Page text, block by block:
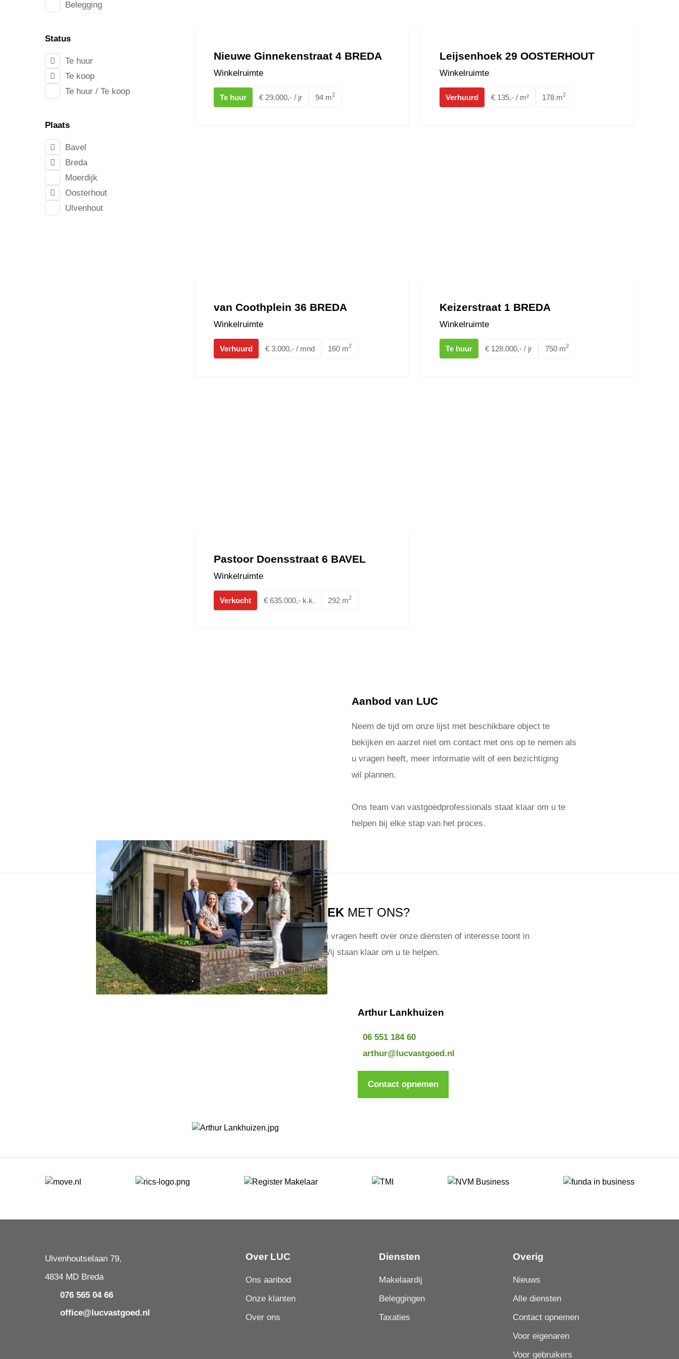
Belegging
Status
Te huur
Te koop
Te huur / Te koop
Plaats
Bavel
Breda
Moerdijk
Oosterhout
Ulvenhout
Nieuwe Ginnekenstraat 4 BREDA
Winkelruimte
Te huur € 29.000,- / jr 94 m2
Leijsenhoek 29 OOSTERHOUT
Winkelruimte
Verhuurd € 135,- / m² 178 m2
van Coothplein 36 BREDA
Winkelruimte
Verhuurd € 3.000,- / mnd 160 m2
Keizerstraat 1 BREDA
Winkelruimte
Te huur € 128.000,- / jr 750 m2
Pastoor Doensstraat 6 BAVEL
Winkelruimte
Verkocht € 635.000,- k.k. 292 m2
Aanbod van LUC
Neem de tijd om onze lijst met beschikbare object te
bekijken en aarzel niet om contact met ons op te nemen als
u vragen heeft, meer informatie wilt of een bezichtiging
wil plannen.
Ons team van vastgoedprofessionals staat klaar om u te
helpen bij elke stap van het proces.
IN GESPREK MET ONS?
Wij kijken ernaar uit om van u te horen! Of u nu vragen heeft over onze diensten of interesse toont in
een specifiek object? Wij staan klaar om u te helpen.
Arthur Lankhuizen
06 551 184 60
arthur@lucvastgoed.nl
Contact opnemen
Ulvenhoutselaan 79,
4834 MD Breda
076 565 04 66
office@lucvastgoed.nl
Over LUC
Ons aanbod
Onze klanten
Over ons
Diensten
Makelaardij
Beleggingen
Taxaties
Overig
Nieuws
Alle diensten
Contact opnemen
Voor eigenaren
Voor gebruikers